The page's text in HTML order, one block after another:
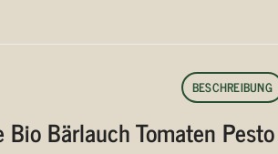
BESCHREIBUNG
Bio Bärlauch Tomaten